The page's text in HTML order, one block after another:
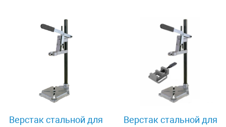
Верстак стальной для
Верстак стальной для